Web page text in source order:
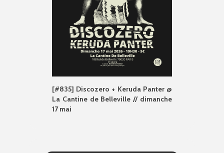
[#835] Discozero + Keruda Panter @
La Cantine de Belleville // dimanche
17 mai